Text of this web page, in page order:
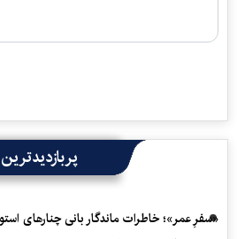
پربازدیدترین
«سفرِ عمر»؛ خاطرات ماندگار بانی چنارهای